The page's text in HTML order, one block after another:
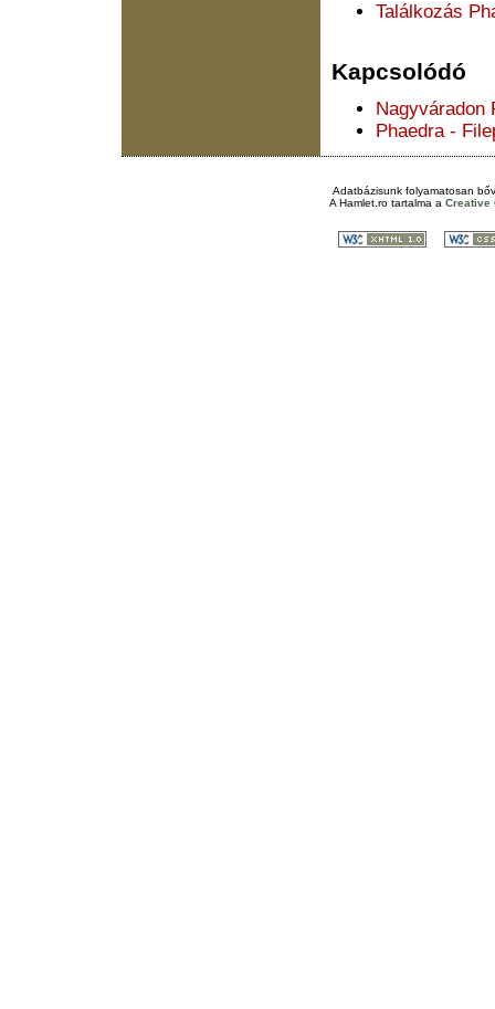
Találkozás
Kapcsolódó
Nagyváradon
Phaedra -
Adatbázisunk folyamatosan
A Hamlet.ro tartalma a Creative